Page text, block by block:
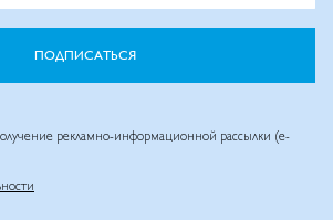
рекламно-информационной рассылки (e-
ПОДПИСАТЬСЯ